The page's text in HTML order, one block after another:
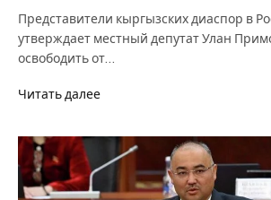
Представители кыргызских диаспор в
утверждает местный депутат Улан
освободить от…
Читать далее